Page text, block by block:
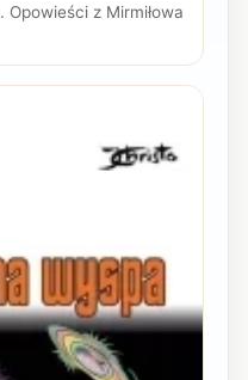
Opowieści z Mirmiłowa